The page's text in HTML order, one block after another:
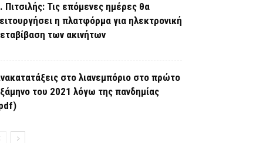
Πιτσιλής: Τις επόμενες ημέρες θα
η πλατφόρμα για ηλεκτρονική
των ακινήτων
στο λιανεμπόριο στο πρώτο
του 2021 λόγω της πανδημίας